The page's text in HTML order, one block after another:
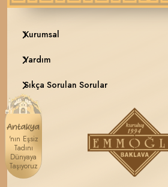
Kurumsal
Yardım
Sıkça Sorulan Sorular
'nın Eşsiz
Tadını
Dünyaya
Taşıyoruz